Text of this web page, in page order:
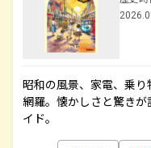
昭和の風景、家電、乗
網羅。懐かしさと驚き
イド。